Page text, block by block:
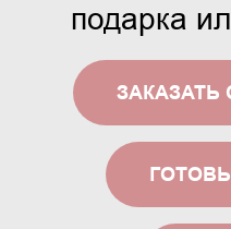
подарка
ЗАКАЗАТЬ